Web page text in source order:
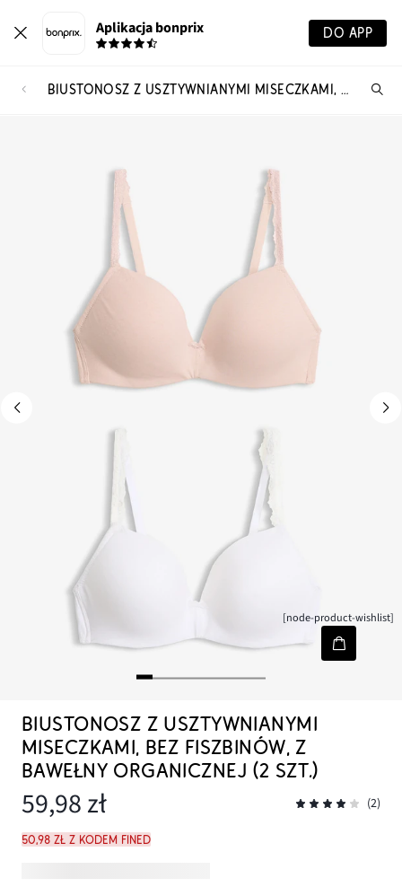
Aplikacja bonprix DO APP
BIUSTONOSZ Z USZTYWNIANYMI MISECZKAMI, BEZ FISZBINÓW, Z BAWEŁNY ORGANICZNEJ (2 SZT.)
[node-product-wishlist]
BIUSTONOSZ Z USZTYWNIANYMI
MISECZKAMI, BEZ FISZBINÓW, Z
BAWEŁNY ORGANICZNEJ (2 SZT.)
59,98 zł (2)
50,98 zł z kodem FINED